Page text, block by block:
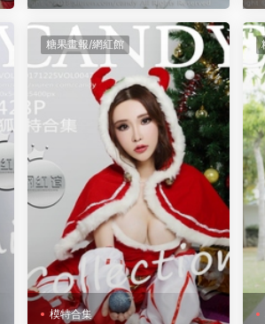
糖果畫報/網紅館
模特合集